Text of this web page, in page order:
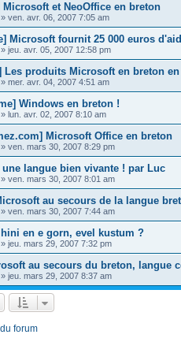
Microsoft et NeoOffice en breton
» ven. avr. 06, 2007 7:05 am
Microsoft fournit 25 000 euros
» jeu. avr. 05, 2007 12:58 pm
Les produits Microsoft en breton
» mer. avr. 04, 2007 4:51 am
Windows en breton !
» lun. avr. 02, 2007 8:10 am
Microsoft Office en breton
» ven. mars 30, 2007 8:29 pm
langue bien vivante ! par Luc
» ven. mars 30, 2007 8:01 am
au secours de la langue
» ven. mars 30, 2007 7:44 am
en e gorn, evel kustum ?
» jeu. mars 29, 2007 7:32 pm
au secours du breton, langue
» jeu. mars 29, 2007 8:37 am
forum